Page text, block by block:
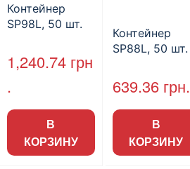
Контейнер
SP98L, 50 шт.
1,240.74 грн
.
В
КОРЗИНУ
Контейнер
SP88L, 50 шт.
639.36 грн.
В
КОРЗИНУ